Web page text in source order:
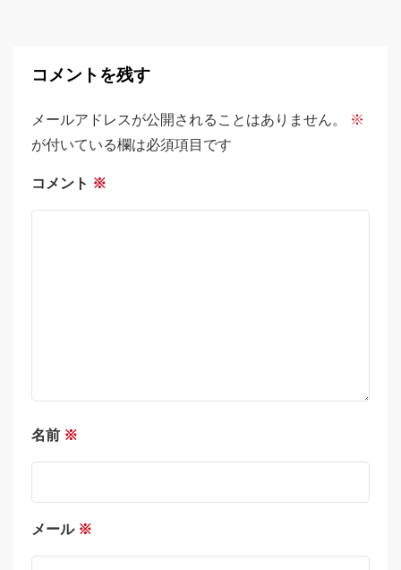
コメントを残す
メールアドレスが公開されることはありません。
※
が付いている欄は必須項目です
コメント ※
名前 ※
メール ※